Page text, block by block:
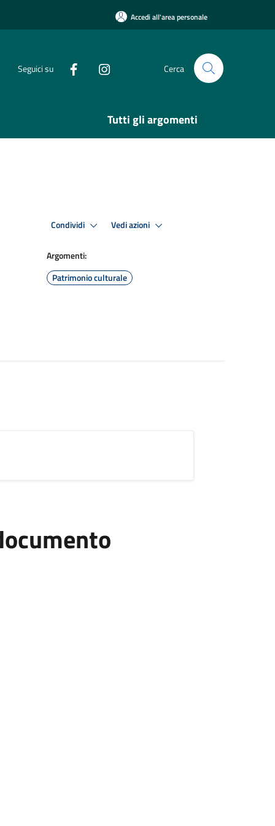
Accedi all'area personale
Seguici su Cerca
Tutti gli argomenti
Condividi Vedi azioni
Argomenti:
Patrimonio culturale